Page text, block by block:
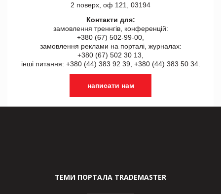
2 поверх, оф 121, 03194
Контакти для:
замовлення треннгів, конференцій:
+380 (67) 502-99-00,
замовлення реклами на порталі, журналах:
+380 (67) 502 30 13,
інші питання: +380 (44) 383 92 39, +380 (44) 383 50 34.
написати нам
ТЕМИ ПОРТАЛА TRADEMASTER